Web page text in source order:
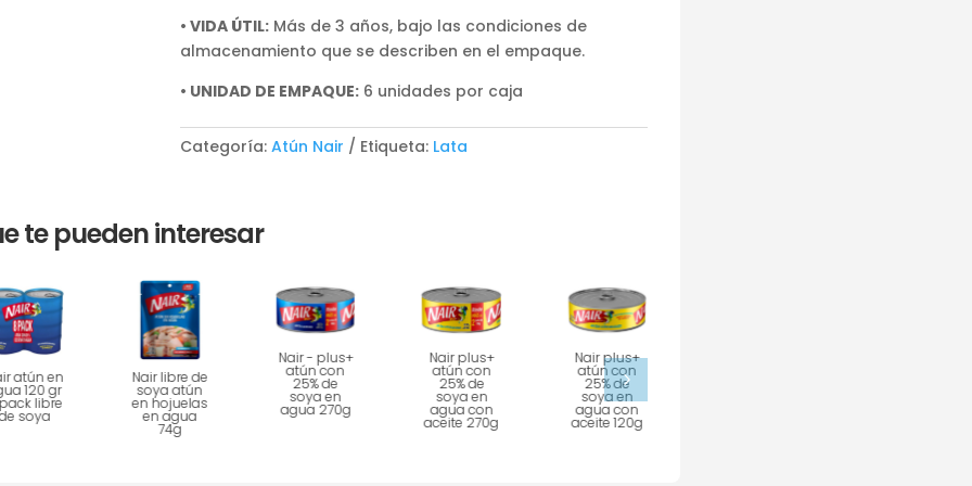
• VIDA ÚTIL:Más de 3 años, bajo las condiciones de
almacenamiento que se describen en el empaque.
• UNIDAD DE EMPAQUE:6 unidades por caja
Categoría: Atún Nair Etiqueta: Lata
te pueden interesar
atún en
120 gr
libre
soya
Nair libre de
soya atún
en hojuelas
en agua
74g
Nair - plus+
atún con
25% de
soya en
agua 270g
Nair plus+
atún con
25% de
soya en
agua con
aceite 270g
Nair plus+
atún con
25% de
soya en
agua con
aceite 120g
5